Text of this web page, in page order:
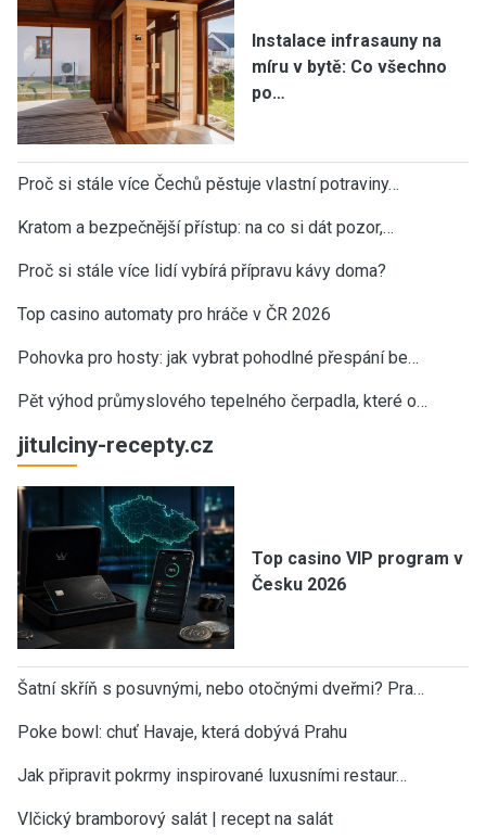
Instalace infrasauny na
míru v bytě: Co všechno
po…
Proč si stále více Čechů pěstuje vlastní potraviny…
Kratom a bezpečnější přístup: na co si dát pozor,…
Proč si stále více lidí vybírá přípravu kávy doma?
Top casino automaty pro hráče v ČR 2026
Pohovka pro hosty: jak vybrat pohodlné přespání be…
Pět výhod průmyslového tepelného čerpadla, které o…
jitulciny-recepty.cz
Top casino VIP program v
Česku 2026
Šatní skříň s posuvnými, nebo otočnými dveřmi? Pra…
Poke bowl: chuť Havaje, která dobývá Prahu
Jak připravit pokrmy inspirované luxusními restaur…
Vlčický bramborový salát | recept na salát